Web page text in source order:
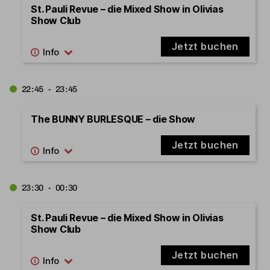
St. Pauli Revue – die Mixed Show in Olivias
Show Club
Jetzt buchen
22:45 - 23:45
The BUNNY BURLESQUE – die Show
Jetzt buchen
23:30 - 00:30
St. Pauli Revue – die Mixed Show in Olivias
Show Club
Jetzt buchen